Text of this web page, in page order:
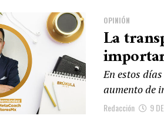
OPINIÓN
La
En estos
aumento de
Redacción 9